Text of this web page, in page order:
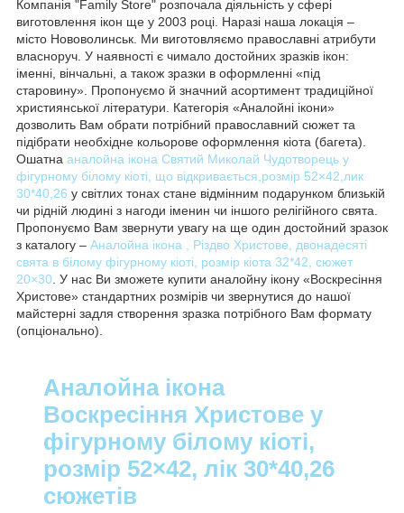
Компанія "Family Store" розпочала діяльність у сфері
виготовлення ікон ще у 2003 році. Наразі наша локація –
місто Нововолинськ. Ми виготовляємо православні атрибути
власноруч. У наявності є чимало достойних зразків ікон:
іменні, вінчальні, а також зразки в оформленні «під
старовину». Пропонуємо й значний асортимент традиційної
християнської літератури. Категорія «Аналойні ікони»
дозволить Вам обрати потрібний православний сюжет та
підібрати необхідне кольорове оформлення кіота (багета).
Ошатна аналойна ікона Святий Миколай Чудотворець у
фігурному білому кіоті, що відкривається,розмір 52×42,лик
30*40,26 у світлих тонах стане відмінним подарунком близькій
чи рідній людині з нагоди іменин чи іншого релігійного свята.
Пропонуємо Вам звернути увагу на ще один достойний зразок
з каталогу – Аналойна ікона , Різдво Христове, двонадесяті
свята в білому фігурному кіоті, розмір кіота 32*42, сюжет
20×30 . У нас Ви зможете купити аналойну ікону «Воскресіння
Христове» стандартних розмірів чи звернутися до нашої
майстерні задля створення зразка потрібного Вам формату
(опціонально).
Аналойна ікона
Воскресіння Христове у
фігурному білому кіоті,
розмір 52×42, лік 30*40,26
сюжетів